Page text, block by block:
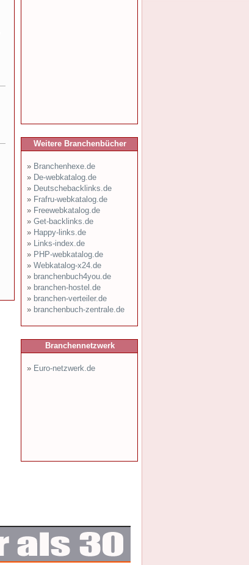
Weitere Branchenbücher
» Branchenhexe.de
» De-webkatalog.de
» Deutschebacklinks.de
» Frafru-webkatalog.de
» Freewebkatalog.de
» Get-backlinks.de
» Happy-links.de
» Links-index.de
» PHP-webkatalog.de
» Webkatalog-x24.de
» branchenbuch4you.de
» branchen-hostel.de
» branchen-verteiler.de
» branchenbuch-zentrale.de
Branchennetzwerk
» Euro-netzwerk.de